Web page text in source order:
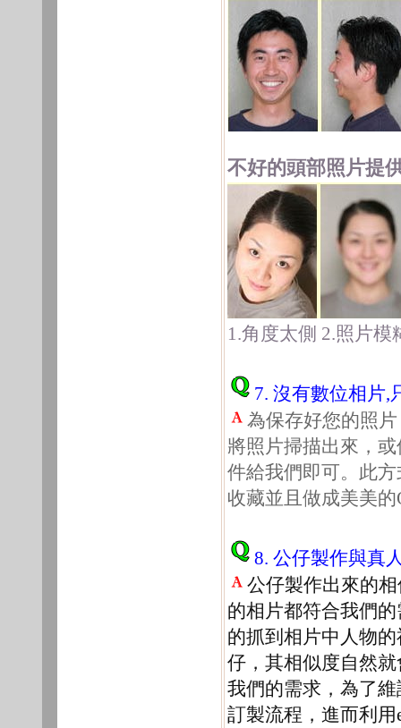
不好的頭部照片提
1.角度太側 2.照片
7. 沒有數位相片,
為保存好您的照
將照片掃描出來，
件給我們即可。此
收藏並且做成美美
8. 公仔製作與真
公仔製作出來的
的相片都符合我們
的抓到相片中人物
仔，其相似度自然
我們的需求，為了
訂製流程，進而利